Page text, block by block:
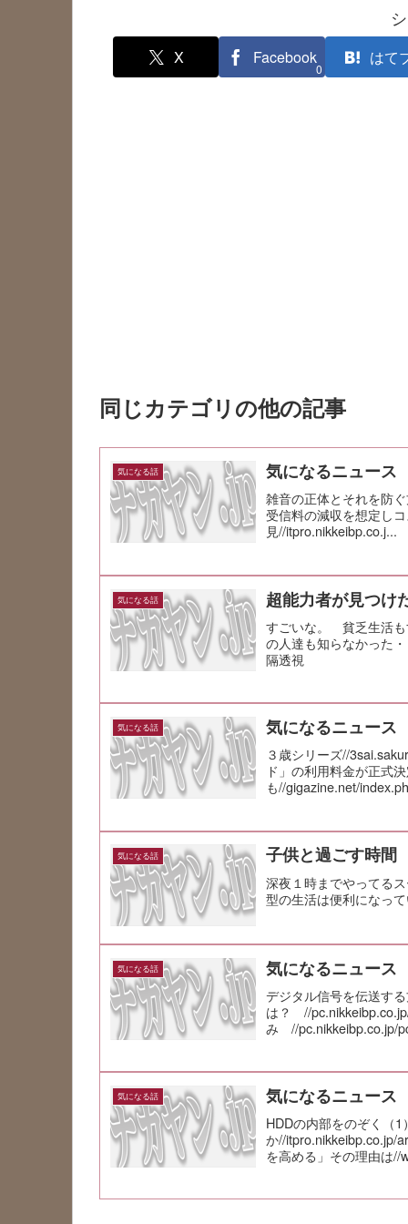
X Facebook
0
はて
同じカテゴリの他の記事
気になる話 気になるニュース
雑音の正体とそれを防
受信料の減収を想定し
見//itpro.nikkeibp.co.j...
気になる話 超能力者が見つけ
すごいな。 貧乏生活も
の人達も知らなかった
隔透視
気になる話 気になるニュース
３歳シリーズ//
ド」の利用料金が正式
も//gigazine.net/
気になる話 子供と過ごす時間
深夜１時までやってる
型の生活は便利になっ
気になる話 気になるニュース
デジタル信号を伝送す
は？ //
み //pc.nikkeibp.co.jp/
気になる話 気になるニュース
HDDの内部をのぞく（
か//itpro.nikkeibp.co.jp/
を高める」その理由は//